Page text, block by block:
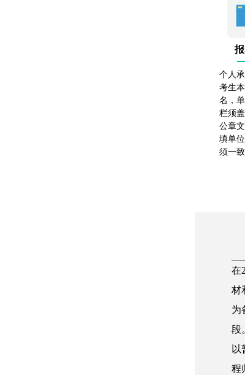
个人
考生
名，
栏须盖
公章
填单
须一致
在
材
为
段
以
程